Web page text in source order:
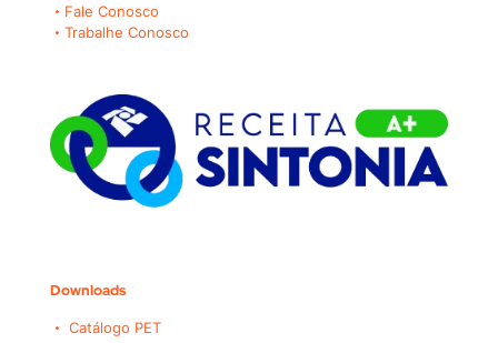
Fale Conosco
Trabalhe Conosco
Downloads
Catálogo PET